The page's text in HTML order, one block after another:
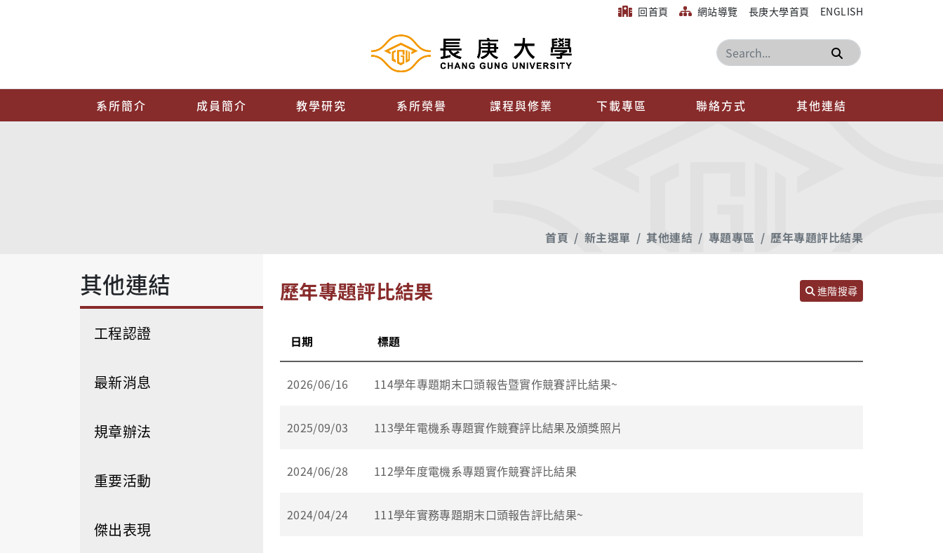
回首頁 網站導覽 長庚大學首頁 ENGLISH
搜尋
系所簡介 成員簡介 教學研究 系所榮譽 課程與修業 下載專區 聯絡方式 其他連結
首頁 新主選單 其他連結 專題專區 歷年專題評比結果
其他連結
工程認證
最新消息
規章辦法
重要活動
傑出表現
歷年專題評比結果 進階搜尋
日期 標題
2026/06/16 114學年專題期末口頭報告暨實作競賽評比結果~
2025/09/03 113學年電機系專題實作競賽評比結果及頒獎照片
2024/06/28 112學年度電機系專題實作競賽評比結果
2024/04/24 111學年實務專題期末口頭報告評比結果~